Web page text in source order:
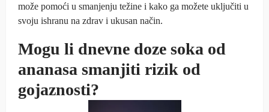
može pomoći u smanjenju težine i kako ga možete uključiti u
svoju ishranu na zdrav i ukusan način.
Mogu li dnevne doze soka od
ananasa smanjiti rizik od
gojaznosti?